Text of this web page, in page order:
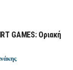
GAMES: Οριακή